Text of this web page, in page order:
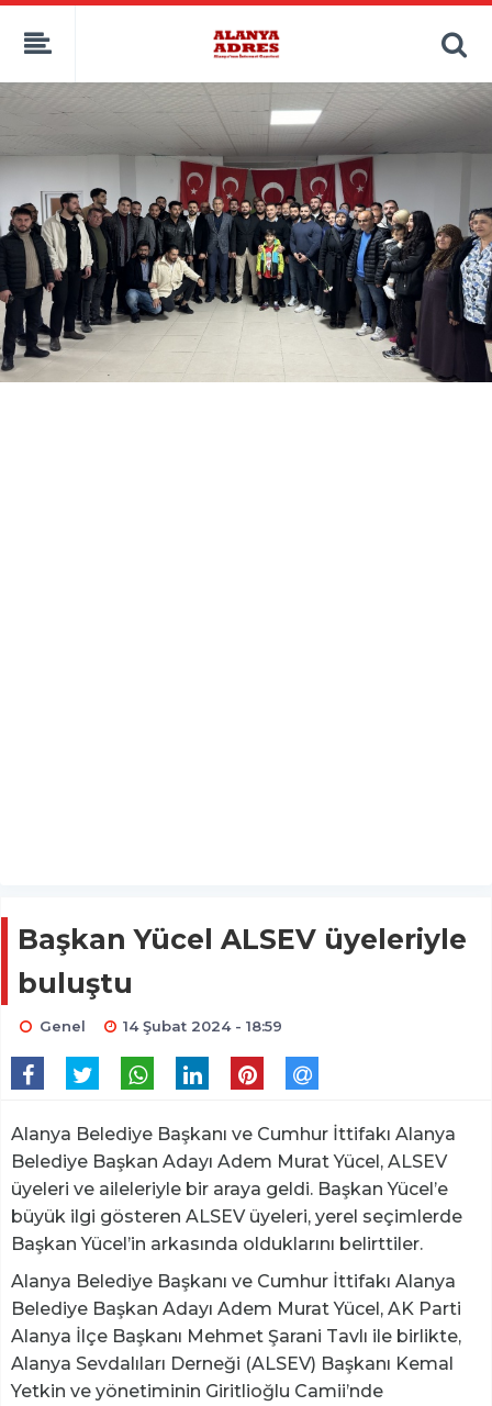
kaçak bahis
deneme bonusu
canlı bahis siteleri
deneme bonusu veren siteler
bahis siteleri
porno izle
Başkan Yücel ALSEV üyeleriyle
buluştu
Genel 14 Şubat 2024 - 18:59
Alanya Belediye Başkanı ve Cumhur İttifakı Alanya
Belediye Başkan Adayı Adem Murat Yücel, ALSEV
üyeleri ve aileleriyle bir araya geldi. Başkan Yücel’e
büyük ilgi gösteren ALSEV üyeleri, yerel seçimlerde
Başkan Yücel’in arkasında olduklarını belirttiler.
Alanya Belediye Başkanı ve Cumhur İttifakı Alanya
Belediye Başkan Adayı Adem Murat Yücel, AK Parti
Alanya İlçe Başkanı Mehmet Şarani Tavlı ile birlikte,
Alanya Sevdalıları Derneği (ALSEV) Başkanı Kemal
Yetkin ve yönetiminin Giritlioğlu Camii’nde